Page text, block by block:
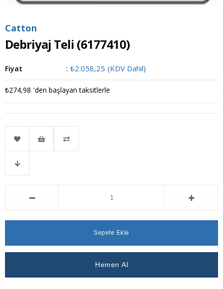
Catton
Debriyaj Teli (6177410)
Fiyat : ₺2.058,25 (KDV Dahil)
₺274,98 'den başlayan taksitlerle
Favorilere